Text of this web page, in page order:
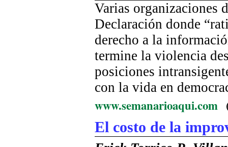
Varias organizaciones
Declaración donde
derecho a la
termine la violencia
posiciones
con la vida en
www.semanarioaqui.com
El costo de la